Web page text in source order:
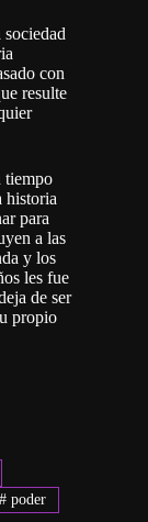
con
resulte
tiempo
historia
para
a las
y los
les fue
de ser
propio
# poder